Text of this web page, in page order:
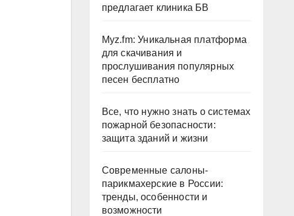
предлагает клиника БВ
Myz.fm: Уникальная платформа
для скачивания и
прослушивания популярных
песен бесплатно
Все, что нужно знать о системах
пожарной безопасности:
защита зданий и жизни
Современные салоны-
парикмахерские в России:
тренды, особенности и
возможности